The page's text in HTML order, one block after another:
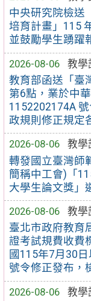
中央研究院檢送
培育計畫」115
並鼓勵學生踴躍
2026-08-06
教學
教育部函送「臺
第6點，業於中
1152202174A
政規則修正規定
2026-08-06
教學
轉發國立臺灣師
簡稱中工會)「
大學生論文獎」
2026-08-06
教學
臺北市政府教育
證考試規費收費
國115年7月30
號令修正發布，
2026-08-06
教學